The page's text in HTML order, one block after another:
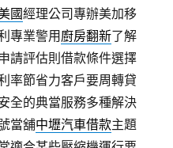
國經理公司專辦美加移
專業警用 廚房翻新了解
請評估則借款條件選擇
率節省力客戶要周轉貸
全的典當服務多種解決
當舖中壢汽車借款主題